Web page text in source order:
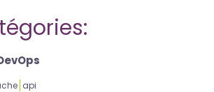
api